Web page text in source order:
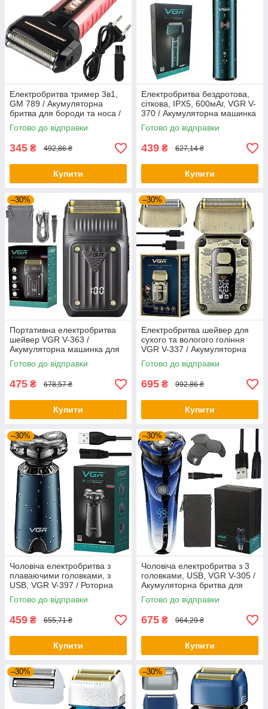
Електробритва тример 3в1,
GM 789 / Акумуляторна
бритва для бороди та носа /
Бездротовий триммер для
гоління
Готово до відправки
345 ₴ 492,86 ₴
Купити
Електробритва бездротова,
сіткова, IPX5, 600мАг, VGR V-
370 / Акумуляторна машинка
для гоління
Готово до відправки
439 ₴ 627,14 ₴
Купити
–30%
Портативна електробритва
шейвер VGR V-363 /
Акумуляторна машинка для
гоління / Чоловіча бритва
електрична
Готово до відправки
475 ₴ 678,57 ₴
Купити
–30%
Електробритва шейвер для
сухого та вологого гоління
VGR V-337 / Акумуляторна
бритва / Бритва електрична
Готово до відправки
695 ₴ 992,86 ₴
Купити
–30%
Чоловіча електробритва з
плаваючими головками, з
USB, VGR V-397 / Роторна
бритва / Акумуляторна
бритва
Готово до відправки
459 ₴ 655,71 ₴
Купити
–30%
Чоловіча електробритва з 3
головками, USB, VGR V-305 /
Акумуляторна бритва для
сухого і вологого гоління
Готово до відправки
675 ₴ 964,29 ₴
Купити
–30% –30%